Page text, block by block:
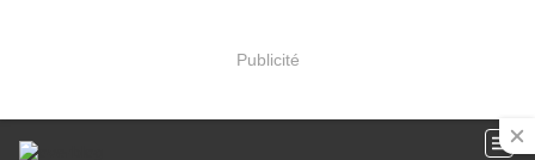
Publicité